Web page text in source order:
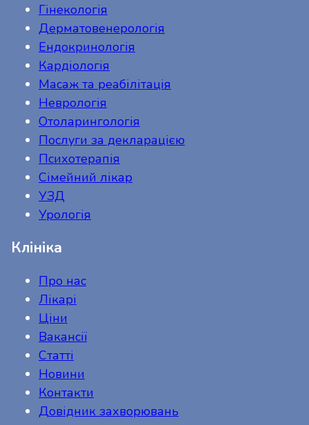
Гінекологія
Дерматовенерологія
Ендокринологія
Кардіологія
Масаж та реабілітація
Неврологія
Отоларингологія
Послуги за декларацією
Психотерапія
Сімейний лікар
УЗД
Урологія
Клініка
Про нас
Лікарі
Ціни
Вакансії
Статті
Новини
Контакти
Довідник захворювань